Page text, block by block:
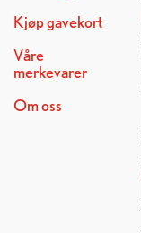
Kjøp gavekort
Våre
merkevarer
Om oss